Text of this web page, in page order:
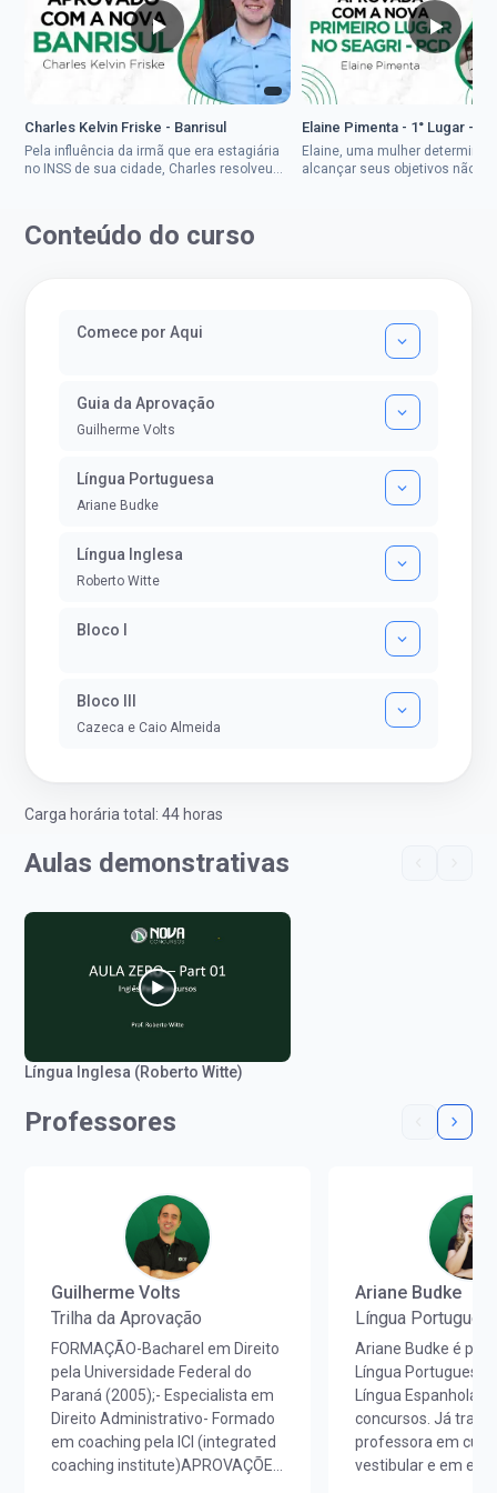
Charles Kelvin Friske - Banrisul
Pela influência da irmã que era estagiária
no INSS de sua cidade, Charles resolveu
Elaine Pimenta - 1° Lugar -
Elaine, uma mulher
alcançar seus objetivos não
Conteúdo do curso
Comece por Aqui
Guia da Aprovação
Guilherme Volts
Língua Portuguesa
Ariane Budke
Língua Inglesa
Roberto Witte
Bloco I
Bloco III
Cazeca e Caio Almeida
Carga horária total: 44 horas
Aulas demonstrativas
Língua Inglesa (Roberto Witte)
Professores
Guilherme Volts
Trilha da Aprovação
FORMAÇÃO-Bacharel em Direito
pela Universidade Federal do
Paraná (2005);- Especialista em
Direito Administrativo- Formado
em coaching pela ICI (integrated
coaching institute)APROVAÇÕES
Ariane Budke
Língua
Ariane Budke é
Língua Portuguesa,
Língua Espanhola
concursos. Já
professora em
vestibular e em